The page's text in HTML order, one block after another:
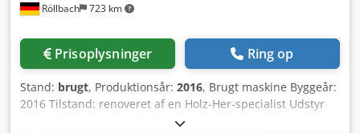
Röllbach 723 km
Prisoplysninger Ring op
Stand: brugt, Produktionsår: 2016, Brugt maskine Byggeår:
2016 Tilstand: renoveret af en Holz-Her-specialist Udstyr
og tekniske data: - Grundmaskine med manuel justering af